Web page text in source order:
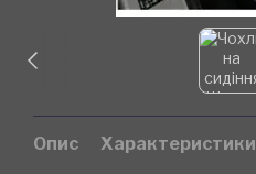
Опис Характеристики